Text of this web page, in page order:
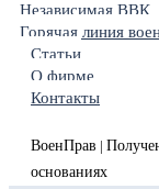
Независимая ВВК
Горячая линия
Статьи
О фирме
Контакты
ВоенПрав
основаниях